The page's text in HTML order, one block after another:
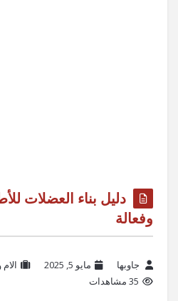
دليل بناء العضلات
وفعالة
جاوبها مايو 5, 2025
35 مشاهدات